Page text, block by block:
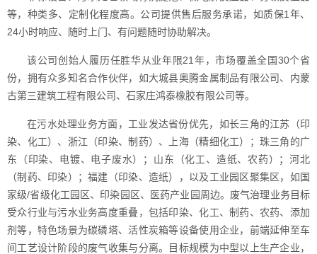
等，种类多、定制化程度高。公司提供售后服务承诺，如质保1年、
24小时响应、随时上门、有问题随时协助解决。
该公司创始人履历任胜华从业年限21年，市场覆盖全国30个省
份，拥有众多知名合作伙伴，如大城县奥腾金属制品有限公司、内蒙
古第三建筑工程有限公司、石家庄鸿泰橡胶有限公司等。
在污水处理业务方面，工业发达省份优先，如长三角的江苏（印
染、化工）、浙江（印染、制药）、上海（精细化工）；珠三角的广
东（印染、电镀、电子废水）；山东（化工、造纸、农药）；河北
（制药、印染）；福建（印染、造纸），以及工业园区聚集区，如国
家级/省级化工园区、印染园区、医药产业园周边。废气治理业务目标
受众行业与污水业务高度重叠，包括印染、化工、制药、农药、添加
剂等，特色场景为碳磷塔、活性炭箱等设备使用企业，前端延伸至车
间工艺设计阶段的废气收集与分离。目标规模为中型以上生产企业，